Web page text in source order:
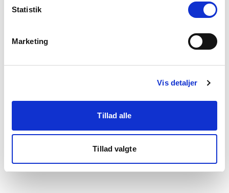
Statistik
Marketing
Vis detaljer
Tillad alle
Tillad valgte